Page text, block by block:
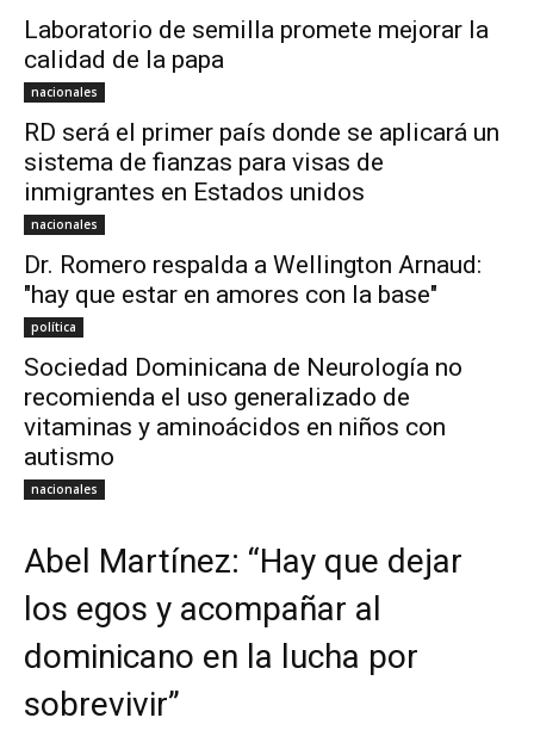
Laboratorio de semilla promete mejorar la
calidad de la papa
nacionales
RD será el primer país donde se aplicará un
sistema de fianzas para visas de
inmigrantes en Estados unidos
nacionales
Dr. Romero respalda a Wellington Arnaud:
"hay que estar en amores con la base"
política
Sociedad Dominicana de Neurología no
recomienda el uso generalizado de
vitaminas y aminoácidos en niños con
autismo
nacionales
Abel Martínez: “Hay que dejar
los egos y acompañar al
dominicano en la lucha por
sobrevivir”